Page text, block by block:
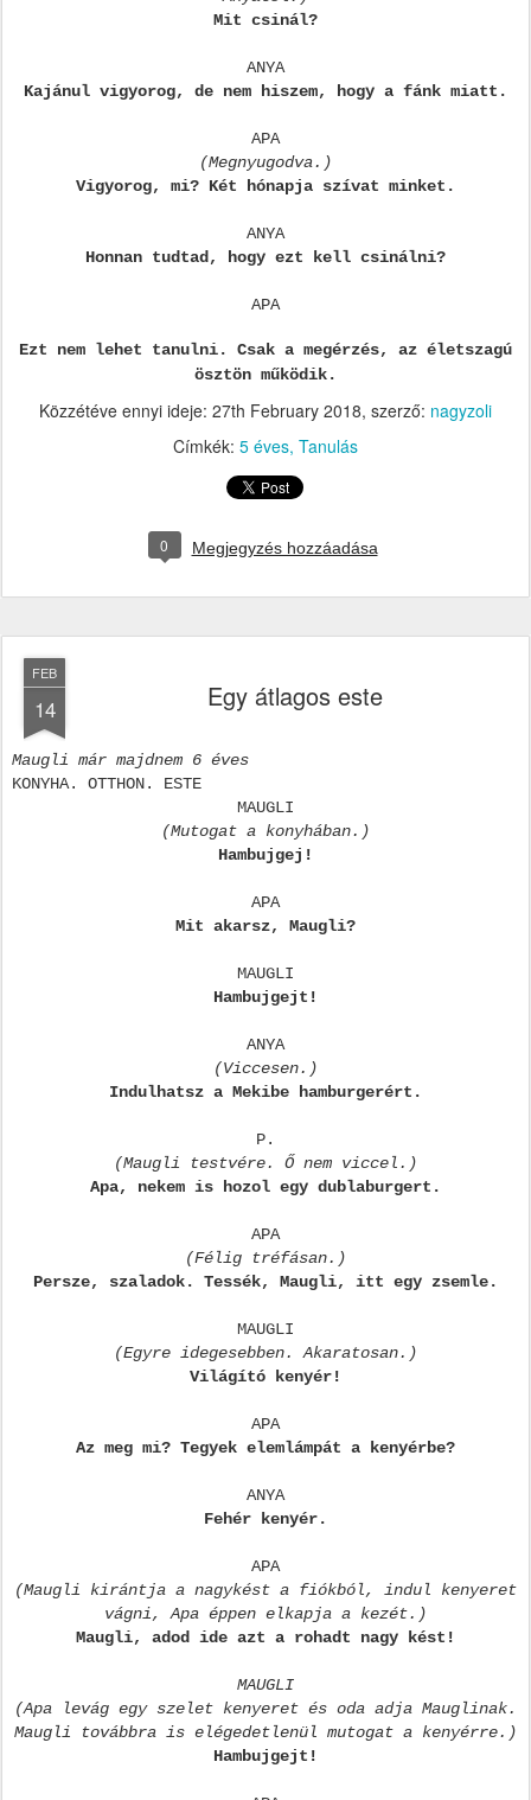
Mit csinál?
ANYA
Kajánul vigyorog, de nem hiszem, hogy a fánk miatt.
APA
(Megnyugodva.)
Vigyorog, mi? Két hónapja szívat minket.
ANYA
Honnan tudtad, hogy ezt kell csinálni?
APA
Ezt nem lehet tanulni. Csak a megérzés, az életszagú
ösztön működik.
Közzétéve ennyi ideje: 27th February 2018, szerző: nagyzoli
Címkék: 5 éves Tanulás
0 Megjegyzés hozzáadása
FEB
14 Egy átlagos este
Maugli már majdnem 6 éves
KONYHA. OTTHON. ESTE
MAUGLI
(Mutogat a konyhában.)
Hambujgej!
APA
Mit akarsz, Maugli?
MAUGLI
Hambujgejt!
ANYA
(Viccesen.)
Indulhatsz a Mekibe hamburgerért.
P.
(Maugli testvére. Ő nem viccel.)
Apa, nekem is hozol egy dublaburgert.
APA
(Félig tréfásan.)
Persze, szaladok. Tessék, Maugli, itt egy zsemle.
MAUGLI
(Egyre idegesebben. Akaratosan.)
Világító kenyér!
APA
Az meg mi? Tegyek elemlámpát a kenyérbe?
ANYA
Fehér kenyér.
APA
(Maugli kirántja a nagykést a fiókból, indul kenyeret
vágni, Apa éppen elkapja a kezét.)
Maugli, adod ide azt a rohadt nagy kést!
MAUGLI
(Apa levág egy szelet kenyeret és oda adja Mauglinak.
Maugli továbbra is elégedetlenül mutogat a kenyérre.)
Hambujgejt!